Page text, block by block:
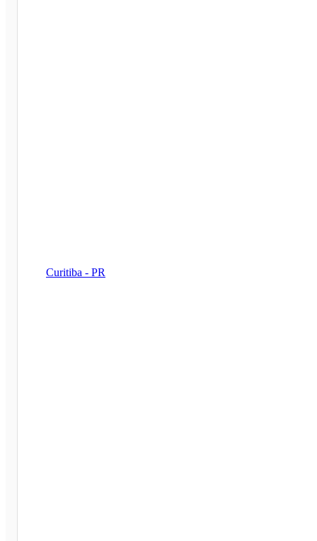
Curitiba - PR